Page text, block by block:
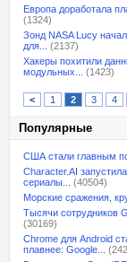
Европа доработала
(1324)
Зонд NASA Lucy
для...
(2137)
Хакеры похитили
модульных...
(1423)
< 1 2 3 4
Популярные
США стали главным
Character.AI
сериалы...
(40504)
Морские сражения,
Тысячи сотрудников
(30169)
Chrome для Android
плавнее: Google...